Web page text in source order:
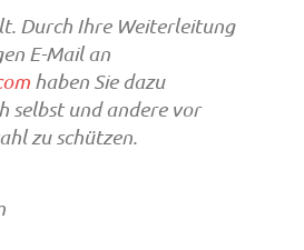
Durch Ihre Weiterleitung
E-Mail an
haben Sie dazu
selbst und andere vor
zu schützen.